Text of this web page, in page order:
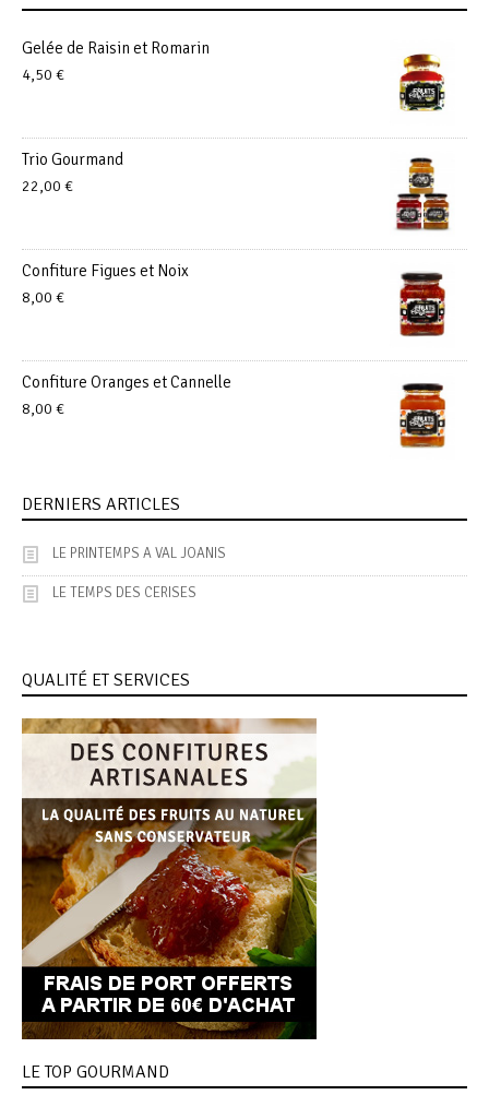
Gelée de Raisin et Romarin
4,50 €
Trio Gourmand
22,00 €
Confiture Figues et Noix
8,00 €
Confiture Oranges et Cannelle
8,00 €
DERNIERS ARTICLES
LE PRINTEMPS A VAL JOANIS
LE TEMPS DES CERISES
QUALITÉ ET SERVICES
LE TOP GOURMAND